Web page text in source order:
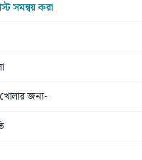
সমন্বয় করা
খোলার জন্য-